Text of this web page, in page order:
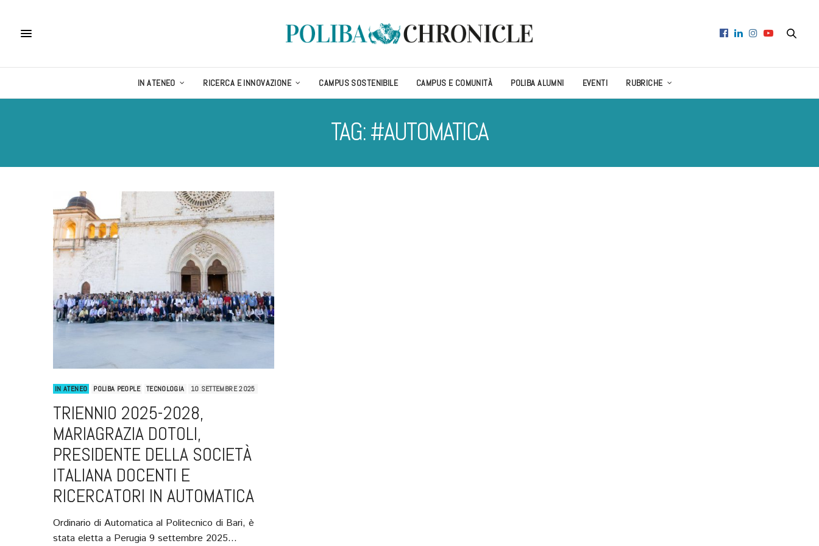
IN ATENEO RICERCA E INNOVAZIONE CAMPUS SOSTENIBILE CAMPUS E COMUNITÀ POLIBA ALUMNI EVENTI RUBRICHE
TAG: #AUTOMATICA
IN ATENEO POLIBA PEOPLE TECNOLOGIA 10 SETTEMBRE 2025
TRIENNIO 2025-2028,
MARIAGRAZIA DOTOLI,
PRESIDENTE DELLA SOCIETÀ
ITALIANA DOCENTI E
RICERCATORI IN AUTOMATICA
Ordinario di Automatica al Politecnico di Bari, è
stata eletta a Perugia 9 settembre 2025…